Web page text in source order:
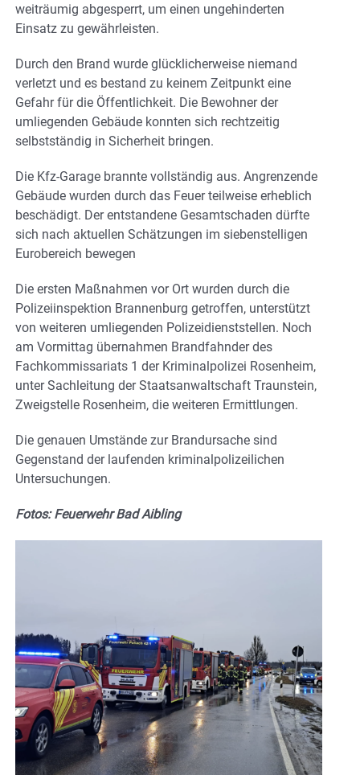
weiträumig abgesperrt, um einen ungehinderten
Einsatz zu gewährleisten.
Durch den Brand wurde glücklicherweise niemand
verletzt und es bestand zu keinem Zeitpunkt eine
Gefahr für die Öffentlichkeit. Die Bewohner der
umliegenden Gebäude konnten sich rechtzeitig
selbstständig in Sicherheit bringen.
Die Kfz-Garage brannte vollständig aus. Angrenzende
Gebäude wurden durch das Feuer teilweise erheblich
beschädigt. Der entstandene Gesamtschaden dürfte
sich nach aktuellen Schätzungen im siebenstelligen
Eurobereich bewegen
Die ersten Maßnahmen vor Ort wurden durch die
Polizeiinspektion Brannenburg getroffen, unterstützt
von weiteren umliegenden Polizeidienststellen. Noch
am Vormittag übernahmen Brandfahnder des
Fachkommissariats 1 der Kriminalpolizei Rosenheim,
unter Sachleitung der Staatsanwaltschaft Traunstein,
Zweigstelle Rosenheim, die weiteren Ermittlungen.
Die genauen Umstände zur Brandursache sind
Gegenstand der laufenden kriminalpolizeilichen
Untersuchungen.
Fotos: Feuerwehr Bad Aibling